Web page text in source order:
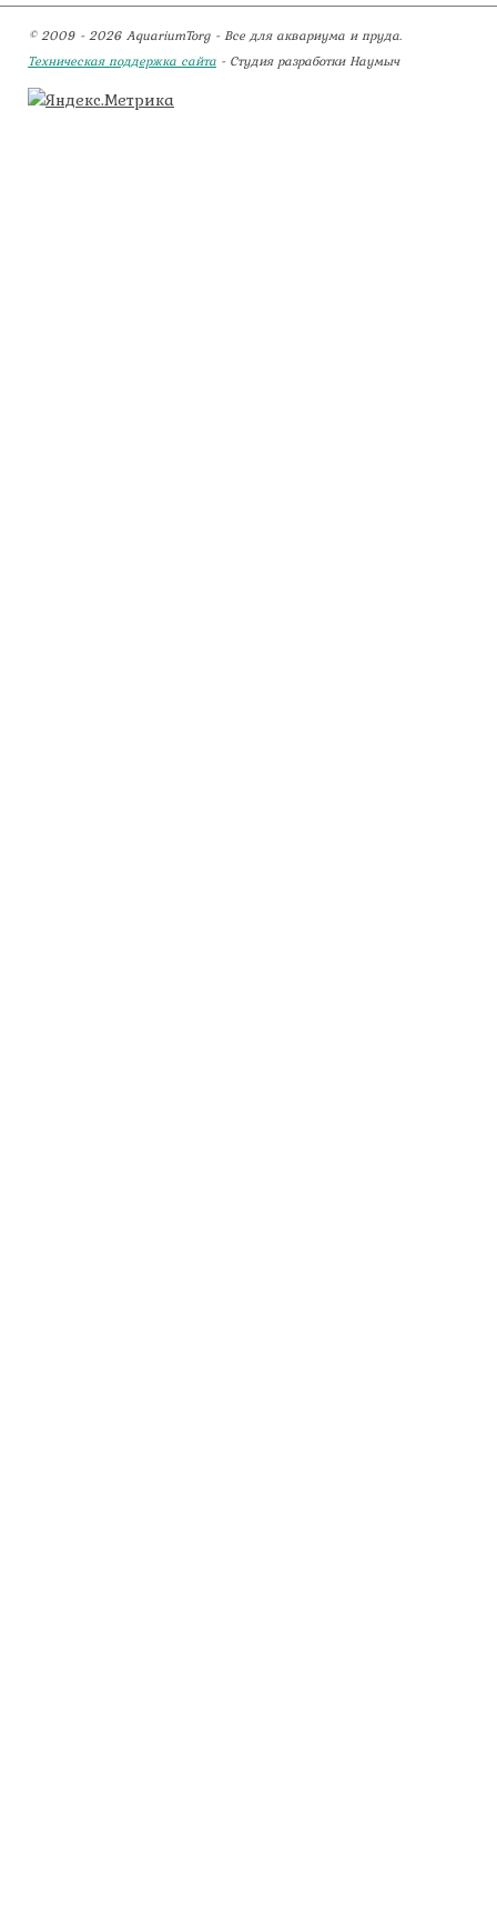
© 2009 - 2026 AquariumTorg - Все для аквариума и пруда.
Техническая поддержка сайта - Студия разработки Наумыч